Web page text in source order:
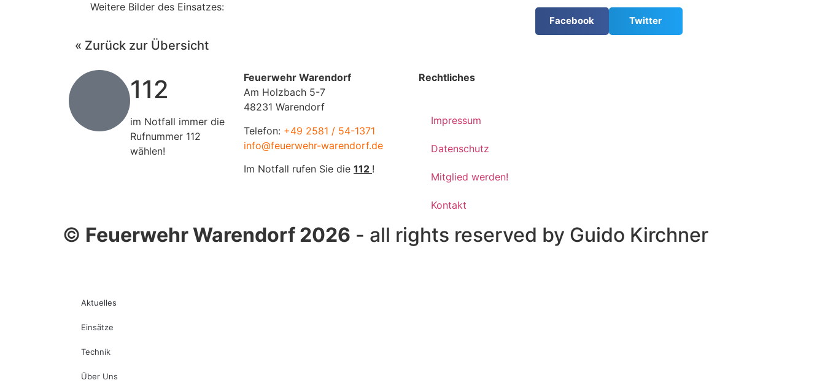
Weitere Bilder des Einsatzes:
« Zurück zur Übersicht
Facebook Twitter
112
im Notfall immer die
Rufnummer 112
wählen!
Feuerwehr Warendorf
Am Holzbach 5-7
48231 Warendorf
Telefon: +49 2581 / 54-1371
info@feuerwehr-warendorf.de
Im Notfall rufen Sie die 112 !
Rechtliches
Impressum
Datenschutz
Mitglied werden!
Kontakt
© Feuerwehr Warendorf 2026 - all rights reserved by Guido Kirchner
Aktuelles
Einsätze
Technik
Über Uns